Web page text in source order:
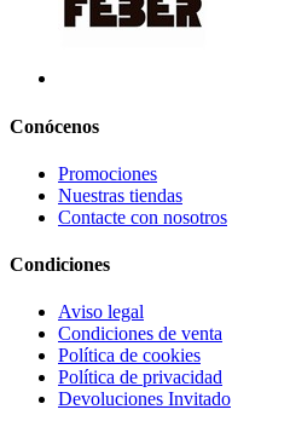
Conócenos
Promociones
Nuestras tiendas
Contacte con nosotros
Condiciones
Aviso legal
Condiciones de venta
Política de cookies
Política de privacidad
Devoluciones Invitado